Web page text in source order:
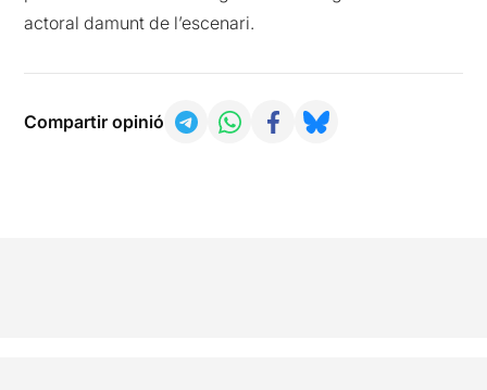
actoral damunt de l’escenari.
Compartir opinió